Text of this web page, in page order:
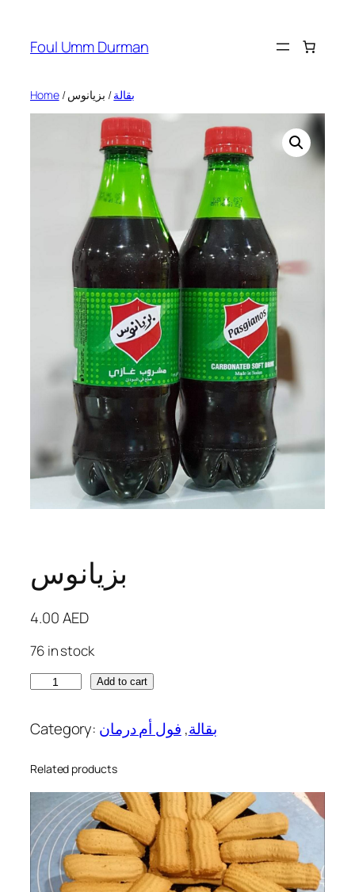
content
Foul Umm Durman
Home/ بقالة/ بزيانوس
بزيانوس
4.00AED
76 in stock
ي
ا
ن
q
u
a
n
Add to cart
Category: بقالة, فول أم درمان
Related products